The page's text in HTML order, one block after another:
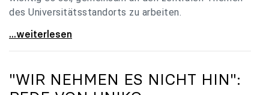
des Universitätsstandorts zu arbeiten.
Holzleitner empfing uniko-Spitze zum Austausch
...weiterlesen
"WIR NEHMEN ES NICHT HIN":